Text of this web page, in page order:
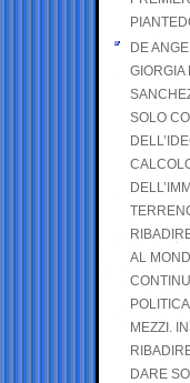
DE
GIORGIA
SOLO
AL
MEZZI.
DARE